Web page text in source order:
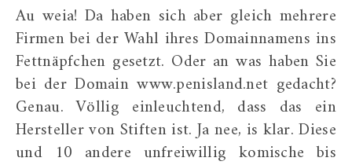
Au weia! Da haben sich aber gleich mehrere
Firmen bei der Wahl ihres Domainnamens ins
Fettnäpfchen gesetzt. Oder an was haben Sie
bei der Domain www.penisland.net gedacht?
Genau. Völlig einleuchtend, dass das ein
Hersteller von Stiften ist. Ja nee, is klar. Diese
und 10 andere unfreiwillig komische bis